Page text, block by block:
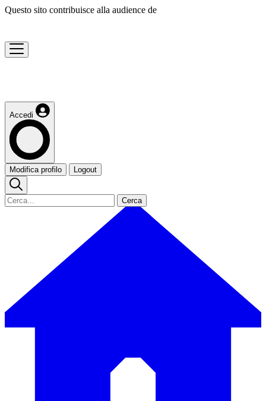
Questo sito contribuisce alla audience de
Accedi
Modifica profilo Logout
Cerca